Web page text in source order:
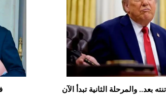
بعد.. والمرحلة الثانية تبدأ الآن